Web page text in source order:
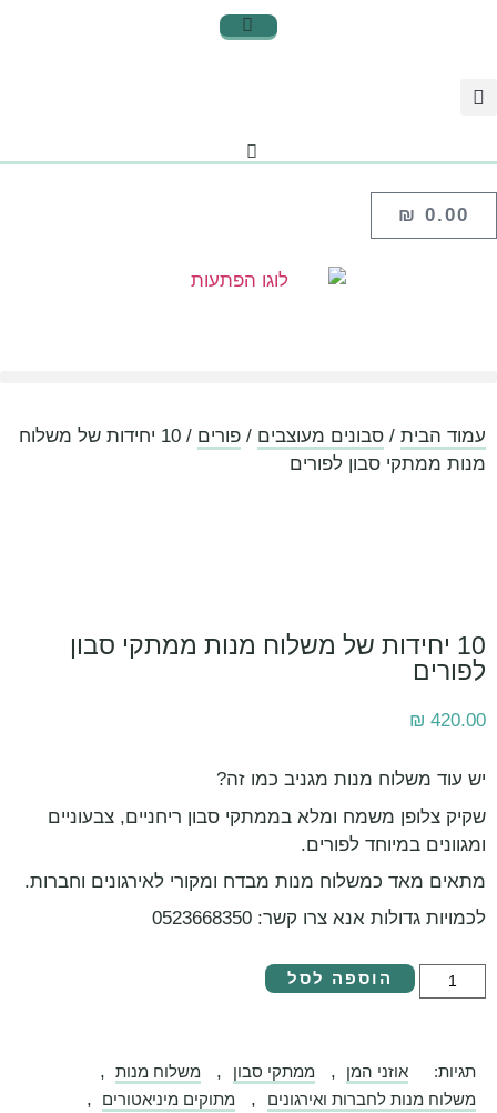
₪ 0.00
עמוד הבית / סבונים מעוצבים / פורים
/ 10 יחידות של משלוח
מנות ממתקי סבון לפורים
10 יחידות של משלוח מנות ממתקי סבון
לפורים
₪ 420.00
יש עוד משלוח מנות מגניב כמו זה?
שקיק צלופן משמח ומלא בממתקי סבון ריחניים, צבעוניים
ומגוונים במיוחד לפורים.
מתאים מאד כמשלוח מנות מבדח ומקורי לאירגונים וחברות.
לכמויות גדולות אנא צרו קשר: 0523668350
הוספה לסל
תגיות: אוזני המן , ממתקי סבון , משלוח מנות ,
משלוח מנות לחברות ואירגונים , מתוקים מיניאטורים ,